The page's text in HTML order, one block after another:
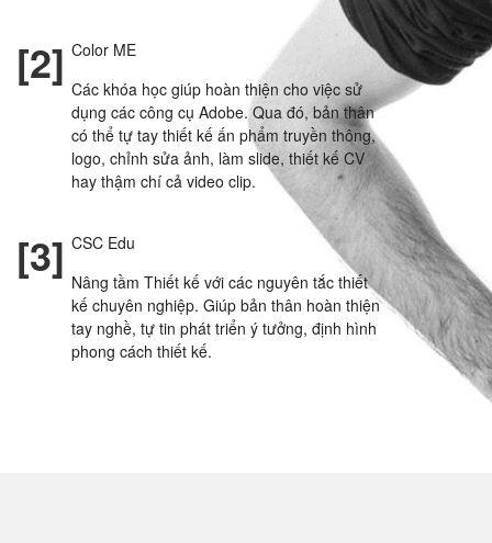
[2] Color ME
Các khóa học giúp hoàn thiện cho việc sử
dụng các công cụ Adobe. Qua đó, bản thân
có thể tự tay thiết kế ấn phẩm truyền thông,
logo, chỉnh sửa ảnh, làm slide, thiết kế CV
hay thậm chí cả video clip.
[3] CSC Edu
Nâng tầm Thiết kế với các nguyên tắc thiết
kế chuyên nghiệp. Giúp bản thân hoàn thiện
tay nghề, tự tin phát triển ý tưởng, định hình
phong cách thiết kế.